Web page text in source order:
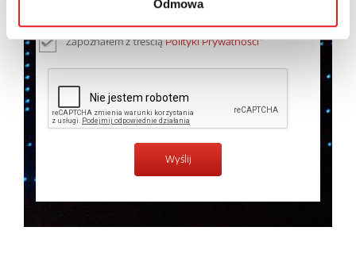
Odmowa
Zapoznałem z treściąPolityki Prywatności*